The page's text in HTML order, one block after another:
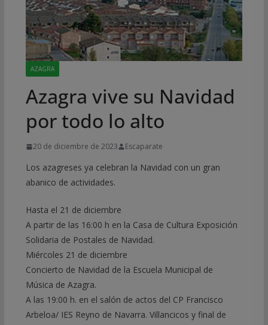
AZAGRA
Azagra vive su Navidad
por todo lo alto
20 de diciembre de 2023 Escaparate
Los azagreses ya celebran la Navidad con un gran
abanico de actividades.
Hasta el 21 de diciembre
A partir de las 16:00 h en la Casa de Cultura Exposición
Solidaria de Postales de Navidad.
Miércoles 21 de diciembre
Concierto de Navidad de la Escuela Municipal de
Música de Azagra.
A las 19:00 h. en el salón de actos del CP Francisco
Arbeloa/ IES Reyno de Navarra. Villancicos y final de